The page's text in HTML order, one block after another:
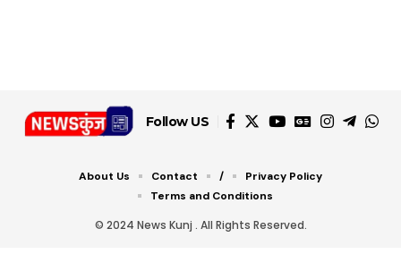
Follow US
© 2024 News Kunj . All Rights Reserved.
About Us Contact /
Privacy Policy
Terms and Conditions